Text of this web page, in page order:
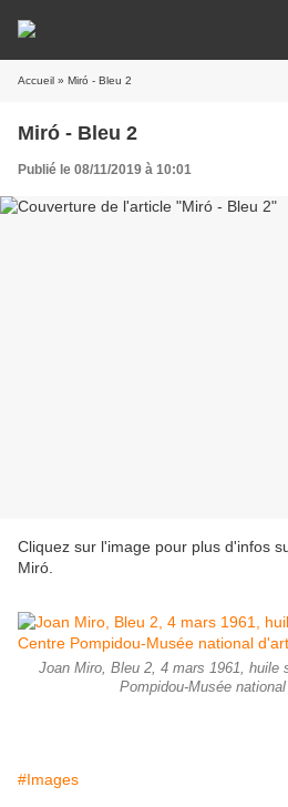
Accueil » Miró - Bleu 2
Miró - Bleu 2
Publié le 08/11/2019 à 10:01
Cliquez sur l'image pour plus d'infos
Miró.
Joan Miro, Bleu 2, 4 mars 1961, huile
Pompidou-Musée
#Images